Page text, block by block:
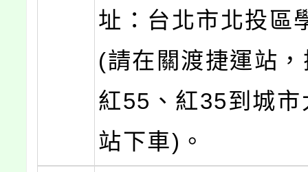
址：台北市北投區
(請在關渡捷運站
紅55、紅35到城市
站下車)。